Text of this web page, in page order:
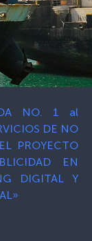
NO. 1 al
DE NO
PROYECTO
EN
DIGITAL Y